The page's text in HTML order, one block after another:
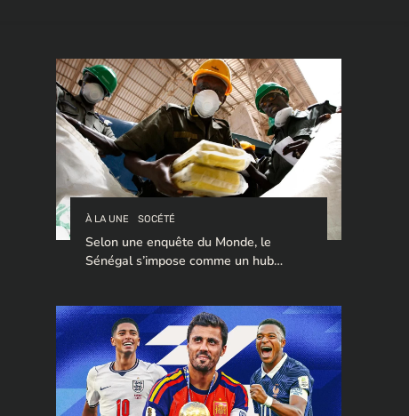
À LA UNE SOCÉTÉ
Selon une enquête du Monde, le
Sénégal s’impose comme un hub